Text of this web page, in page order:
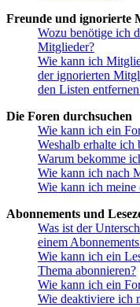
Freunde und ignorierte
Wozu benötige ich
Mitglieder?
Wie kann ich
der ignorierten
den Listen
Die Foren durchsuchen
Wie kann ich ein
Weshalb erhalte ich
Warum bekomme
Wie kann ich nach
Wie kann ich meine
Abonnements und
Was ist der
einem
Wie kann ich ein
Thema abonnieren?
Wie kann ich ein
Wie deaktiviere ich